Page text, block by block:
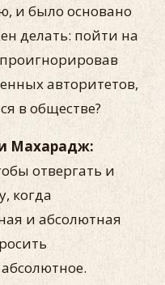
и было основано
делать: пойти на
авторитетов,
в обществе?
Махарадж:
отвергать и
когда
и абсолютная
абсолютное.